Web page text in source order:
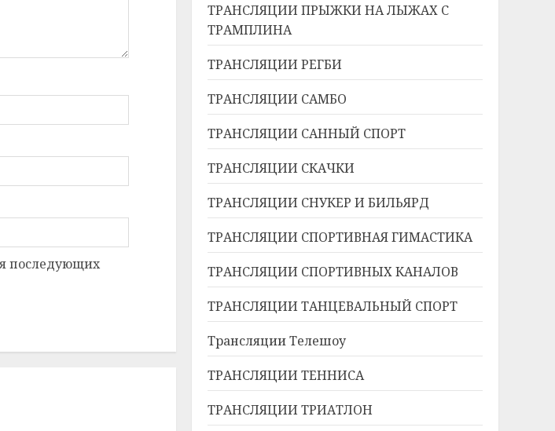
последующих
ТРАНСЛЯЦИИ ПРЫЖКИ НА ЛЫЖАХ С
ТРАМПЛИНА
ТРАНСЛЯЦИИ РЕГБИ
ТРАНСЛЯЦИИ САМБО
ТРАНСЛЯЦИИ САННЫЙ СПОРТ
ТРАНСЛЯЦИИ СКАЧКИ
ТРАНСЛЯЦИИ СНУКЕР И БИЛЬЯРД
ТРАНСЛЯЦИИ СПОРТИВНАЯ ГИМАСТИКА
ТРАНСЛЯЦИИ СПОРТИВНЫХ КАНАЛОВ
ТРАНСЛЯЦИИ ТАНЦЕВАЛЬНЫЙ СПОРТ
Трансляции Телешоу
ТРАНСЛЯЦИИ ТЕННИСА
ТРАНСЛЯЦИИ ТРИАТЛОН